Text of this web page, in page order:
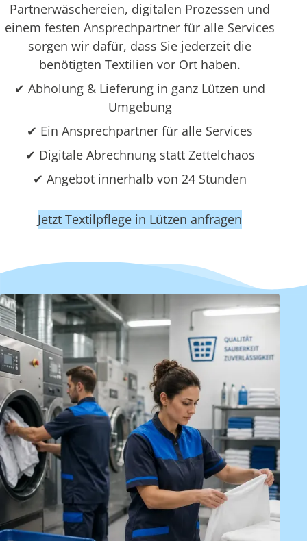
Partnerwäschereien, digitalen Prozessen und
einem festen Ansprechpartner für alle Services
sorgen wir dafür, dass Sie jederzeit die
benötigten Textilien vor Ort haben.
✔ Abholung & Lieferung in ganz Lützen und
Umgebung
✔ Ein Ansprechpartner für alle Services
✔ Digitale Abrechnung statt Zettelchaos
✔ Angebot innerhalb von 24 Stunden
Jetzt Textilpflege in Lützen anfragen